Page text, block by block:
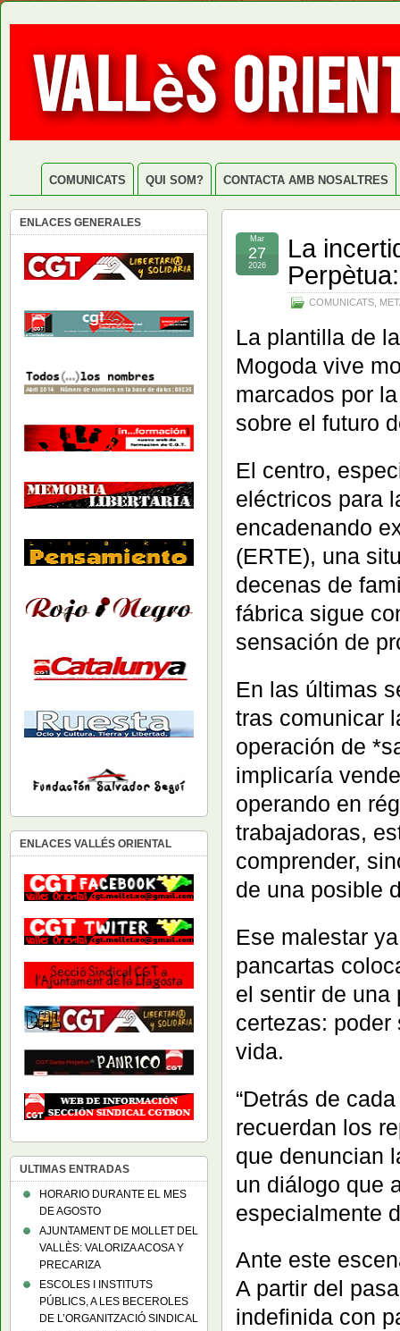
COMUNICATS QUI SOM? CONTACTA AMB NOSALTRES
La
COMUNICATS
Mar
27
2026
La plantilla de
Mogoda vive
marcados por
sobre el futuro
El centro,
eléctricos para
encadenando
(ERTE), una
decenas de
fábrica sigue
sensación de
En las últimas
tras comunicar
operación de
implicaría
operando en
trabajadoras,
comprender,
de una posible
Ese malestar
pancartas
el sentir de una
certezas: poder
vida.
“Detrás de
recuerdan los
que denuncian
un diálogo que
especialmente
Ante este
A partir del
indefinida con
ENLACES GENERALES
ENLACES VALLÉS ORIENTAL
ULTIMAS ENTRADAS
HORARIO DURANTE EL MES
DE AGOSTO
AJUNTAMENT DE MOLLET DEL
VALLÈS: VALORIZA ACOSA Y
PRECARIZA
ESCOLES I INSTITUTS
PÚBLICS, A LES BECEROLES
DE L’ORGANITZACIÓ SINDICAL